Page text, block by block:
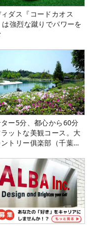
ダス『コードカオス
は強烈な蹴りでパワーを
ー5分、都心から60分
ットな美観コース。大
トリー俱楽部（千葉